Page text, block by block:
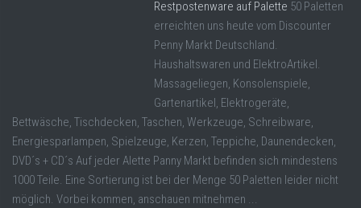
Restpostenware auf Palette 50 Paletten
erreichten uns heute vom Discounter
Penny Markt Deutschland.
Haushaltswaren und ElektroArtikel.
Massageliegen, Konsolenspiele,
Gartenartikel, Elektrogeräte,
Bettwäsche, Tischdecken, Taschen, Werkzeuge, Schreibware,
Energiesparlampen, Spielzeuge, Kerzen, Teppiche, Daunendecken,
DVD´s + CD´s Auf jeder Alette Panny Markt befinden sich mindestens
1000 Teile. Eine Sortierung ist bei der Menge 50 Paletten leider nicht
möglich. Vorbei kommen, anschauen mitnehmen ...